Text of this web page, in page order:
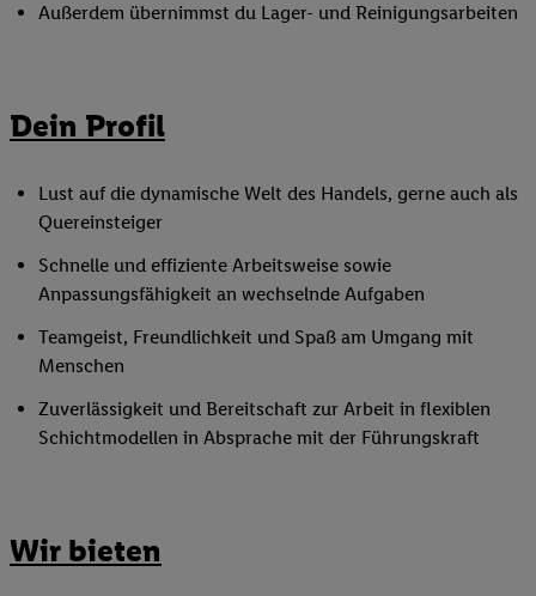
Außerdem übernimmst du Lager- und Reinigungsarbeiten
Dein Profil
Lust auf die dynamische Welt des Handels, gerne auch als
Quereinsteiger
Schnelle und effiziente Arbeitsweise sowie
Anpassungsfähigkeit an wechselnde Aufgaben
Teamgeist, Freundlichkeit und Spaß am Umgang mit
Menschen
Zuverlässigkeit und Bereitschaft zur Arbeit in flexiblen
Schichtmodellen in Absprache mit der Führungskraft
Wir bieten